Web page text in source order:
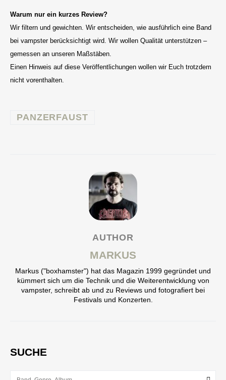
Warum nur ein kurzes Review?
Wir filtern und gewichten. Wir entscheiden, wie ausführlich eine Band
bei vampster berücksichtigt wird. Wir wollen Qualität unterstützen –
gemessen an unseren Maßstäben.
Einen Hinweis auf diese Veröffentlichungen wollen wir Euch trotzdem
nicht vorenthalten.
PANZERFAUST
AUTHOR
MARKUS
Markus ("boxhamster") hat das Magazin 1999 gegründet und
kümmert sich um die Technik und die Weiterentwicklung von
vampster, schreibt ab und zu Reviews und fotografiert bei
Festivals und Konzerten.
SUCHE